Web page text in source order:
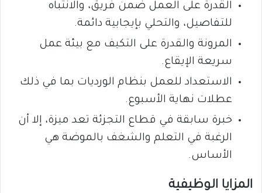
القدرة على العمل ضمن فريق، والانتباه
للتفاصيل، والتحلي بإيجابية دائمة.
المرونة والقدرة على التكيف مع بيئة عمل
سريعة الإيقاع.
الاستعداد للعمل بنظام الورديات بما في ذلك
عطلات نهاية الأسبوع.
خبرة سابقة في قطاع التجزئة تعد ميزة، إلا أن
الرغبة في التعلم والشغف بالموضة هي
الأساس.
المزايا الوظيفية